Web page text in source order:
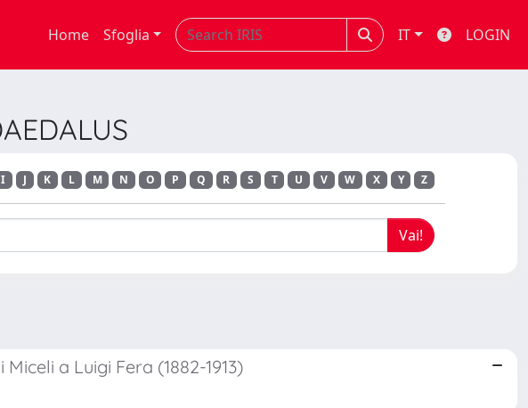
Home Sfoglia IT LOGIN
I J K L M N O P Q R S T U V W X Y Z
a Luigi Fera (1882-1913)